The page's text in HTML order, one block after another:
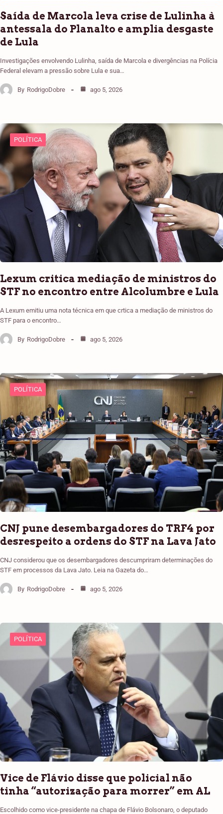
Saída de Marcola leva crise de Lulinha à
antessala do Planalto e amplia desgaste
de Lula
Investigações envolvendo Lulinha, saída de Marcola e divergências na Polícia
Federal elevam a pressão sobre Lula e sua…
By RodrigoDobre ago 5, 2026
POLÍTICA
Lexum critica mediação de ministros do
STF no encontro entre Alcolumbre e Lula
A Lexum emitiu uma nota técnica em que crtica a mediação de ministros do
STF para o encontro…
By RodrigoDobre ago 5, 2026
POLÍTICA
CNJ pune desembargadores do TRF4 por
desrespeito a ordens do STF na Lava Jato
CNJ considerou que os desembargadores descumpriram determinações do
STF em processos da Lava Jato. Leia na Gazeta do…
By RodrigoDobre ago 5, 2026
POLÍTICA
Vice de Flávio disse que policial não
tinha “autorização para morrer” em AL
Escolhido como vice-presidente na chapa de Flávio Bolsonaro, o deputado